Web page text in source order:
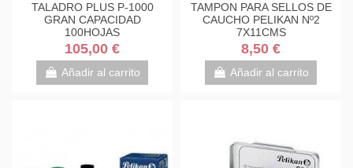
TALADRO PLUS P-1000
GRAN CAPACIDAD
100HOJAS
105,00 €
Añadir al carrito
TAMPON PARA SELLOS DE
CAUCHO PELIKAN Nº2
7X11CMS
8,50 €
Añadir al carrito